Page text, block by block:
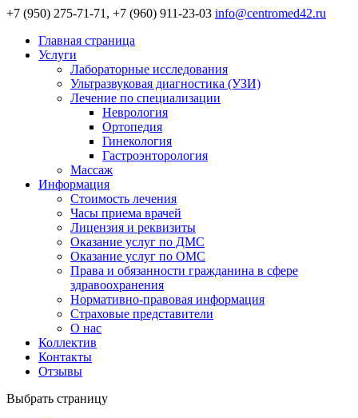
+7 (950) 275-71-71, +7 (960) 911-23-03 info@centromed42.ru
Главная страница
Услуги
Лабораторные исследования
Ультразвуковая диагностика (УЗИ)
Лечение по специализации
Неврология
Ортопедия
Гинекология
Гастроэнторология
Массаж
Информация
Стоимость лечения
Часы приема врачей
Лицензия и реквизиты
Оказание услуг по ДМС
Оказание услуг по ОМС
Права и обязанности гражданина в сфере
здравоохранения
Нормативно-правовая информация
Страховые представители
О нас
Коллектив
Контакты
Отзывы
Выбрать страницу